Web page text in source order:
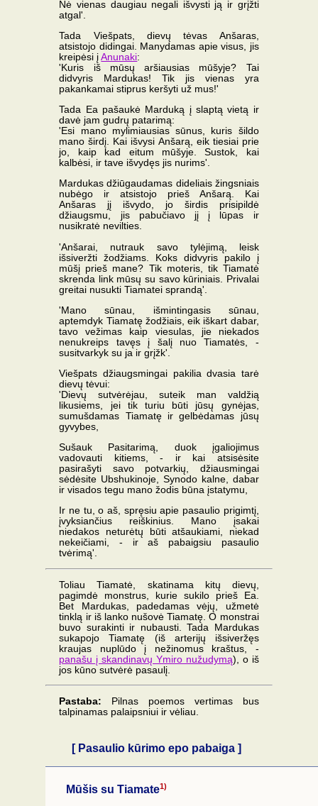
Nė vienas daugiau negali išvysti ją ir grįžti
atgal'.
Tada Viešpats, dievų tėvas Anšaras,
atsistojo didingai. Manydamas apie visus, jis
kreipėsi įAnunaki:
'Kuris iš mūsų aršiausias mūšyje? Tai
didvyris Mardukas! Tik jis vienas yra
pakankamai stiprus keršyti už mus!'
Tada Ea pašaukė Marduką į slaptą vietą ir
davė jam gudrų patarimą:
'Esi mano mylimiausias sūnus, kuris šildo
mano širdį. Kai išvysi Anšarą, eik tiesiai prie
jo, kaip kad eitum mūšyje. Sustok, kai
kalbėsi, ir tave išvydęs jis nurims'.
Mardukas džiūgaudamas dideliais žingsniais
nubėgo ir atsistojo prieš Anšarą. Kai
Anšaras jį išvydo, jo širdis prisipildė
džiaugsmu, jis pabučiavo jį į lūpas ir
nusikratė nevilties.
'Anšarai, nutrauk savo tylėjimą, leisk
išsiveržti žodžiams. Koks didvyris pakilo į
mūšį prieš mane? Tik moteris, tik Tiamatė
skrenda link mūsų su savo kūriniais. Privalai
greitai nusukti Tiamatei sprandą'.
'Mano sūnau, išmintingasis sūnau,
aptemdyk Tiamatę žodžiais, eik iškart dabar,
tavo vežimas kaip viesulas, jie niekados
nenukreips tavęs į šalį nuo Tiamatės, -
susitvarkyk su ja ir grįžk'.
Viešpats džiaugsmingai pakilia dvasia tarė
dievų tėvui:
'Dievų sutvėrėjau, suteik man valdžią
likusiems, jei tik turiu būti jūsų gynėjas,
sumušdamas Tiamatę ir gelbėdamas jūsų
gyvybes,
Sušauk Pasitarimą, duok įgaliojimus
vadovauti kitiems, - ir kai atsisėsite
pasirašyti savo potvarkių, džiausmingai
sėdėsite Ubshukinoje, Synodo kalne, dabar
ir visados tegu mano žodis būna įstatymu,
Ir ne tu, o aš, spręsiu apie pasaulio prigimtį,
įvyksiančius reiškinius. Mano įsakai
niedakos neturėtų būti atšaukiami, niekad
nekeičiami, - ir aš pabaigsiu pasaulio
tvėrimą'.
Toliau Tiamatė, skatinama kitų dievų,
pagimdė monstrus, kurie sukilo prieš Ea.
Bet Mardukas, padedamas vėjų, užmetė
tinklą ir iš lanko nušovė Tiamatę. O monstrai
buvo surakinti ir nubausti. Tada Mardukas
sukapojo Tiamatę (iš arterijų išsiveržęs
kraujas nuplūdo į nežinomus kraštus, -
panašu į skandinavų Ymiro nužudymą), o iš
jos kūno sutvėrė pasaulį.
Pastaba: Pilnas poemos vertimas bus
talpinamas palaipsniui ir vėliau.
[ Pasaulio kūrimo epo pabaiga ]
Mūšis su Tiamate1)